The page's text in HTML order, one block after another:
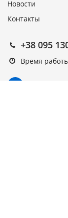
Новости
Контакты
+38 095
Время